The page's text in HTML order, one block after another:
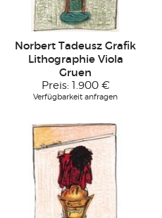
Norbert Tadeusz Grafik
Lithographie Viola
Gruen
Preis: 1.900 €
Verfügbarkeit anfragen